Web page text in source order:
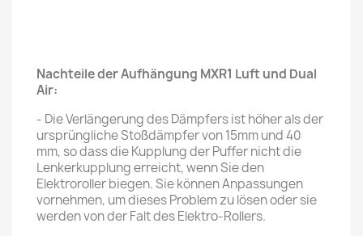
Nachteile der Aufhängung MXR1 Luft und Dual
Air:
- Die Verlängerung des Dämpfers ist höher als der
ursprüngliche Stoßdämpfer von 15mm und 40
mm, so dass die Kupplung der Puffer nicht die
Lenkerkupplung erreicht, wenn Sie den
Elektroroller biegen. Sie können Anpassungen
vornehmen, um dieses Problem zu lösen oder sie
werden von der Falt des Elektro-Rollers.